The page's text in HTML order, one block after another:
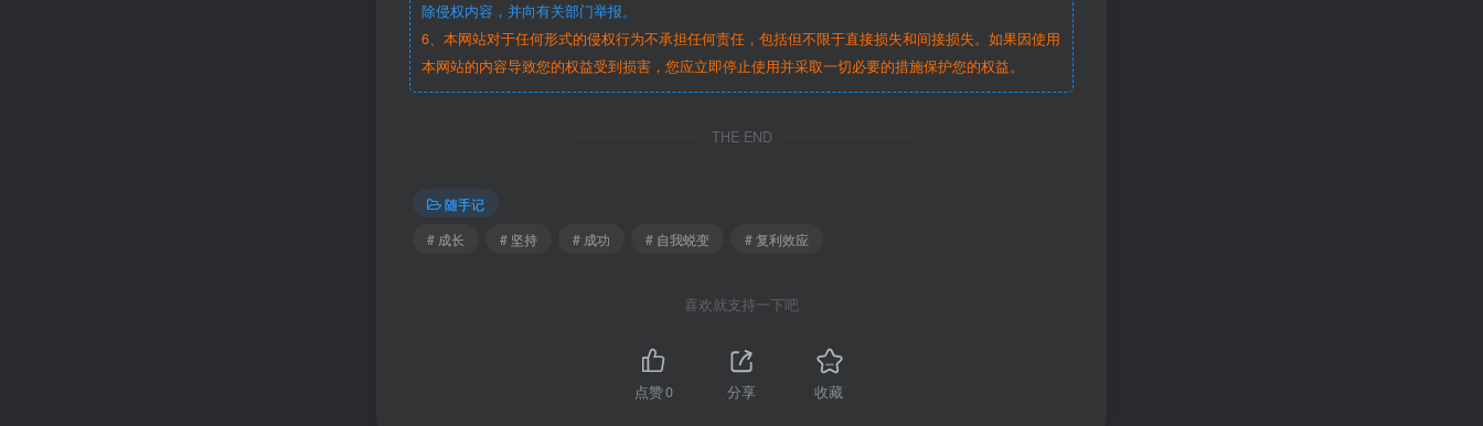
除侵权内容，并向有关部门举报。
6、本网站对于任何形式的侵权行为不承担任何责任，包括但不限于直接损失和间接损失。如果因使用
本网站的内容导致您的权益受到损害，您应立即停止使用并采取一切必要的措施保护您的权益。
THE END
随手记
# 成长
# 坚持 # 成功 # 自我蜕变 # 复利效应
喜欢就支持一下吧
点赞0 分享 收藏